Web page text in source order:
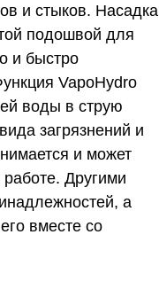
и стыков. Насадка
​​подошвой для
и быстро
VapoHydro
воды в струю
загрязнений и
и может
Другими
а
вместе со